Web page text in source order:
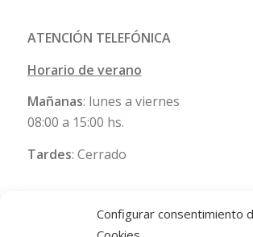
Configurar consentimiento
ATENCIÓN TELEFÓNICA
Horario de verano
Mañanas: lunes a viernes
08:00 a 15:00 hs.
Tardes: Cerrado